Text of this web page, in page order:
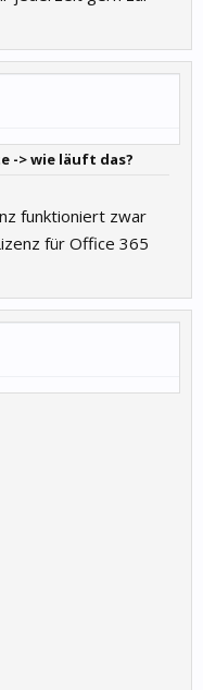
-> wie läuft das?
funktioniert zwar
für Office 365